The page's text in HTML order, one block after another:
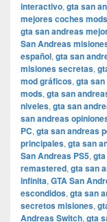
interactivo, gta san
mejores coches mods
gta san andreas
San Andreas
español, gta san
misiones secretas,
mod gráficos, gta
mods, gta san
niveles, gta san
san andreas
PC, gta san andreas
principales, gta san
San Andreas PS5,
remastered, gta san
infinita, GTA San
escondidos, gta san
secretos misiones,
Andreas Switch, gta